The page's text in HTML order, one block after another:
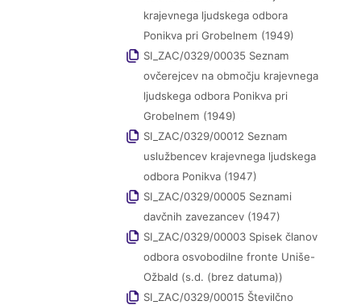
krajevnega ljudskega odbora
Ponikva pri Grobelnem (1949)
SI_ZAC/0329/00035 Seznam
ovčerejcev na območju krajevnega
ljudskega odbora Ponikva pri
Grobelnem (1949)
SI_ZAC/0329/00012 Seznam
uslužbencev krajevnega ljudskega
odbora Ponikva (1947)
SI_ZAC/0329/00005 Seznami
davčnih zavezancev (1947)
SI_ZAC/0329/00003 Spisek članov
odbora osvobodilne fronte Uniše-
Ožbald (s.d. (brez datuma))
SI_ZAC/0329/00015 Številčno